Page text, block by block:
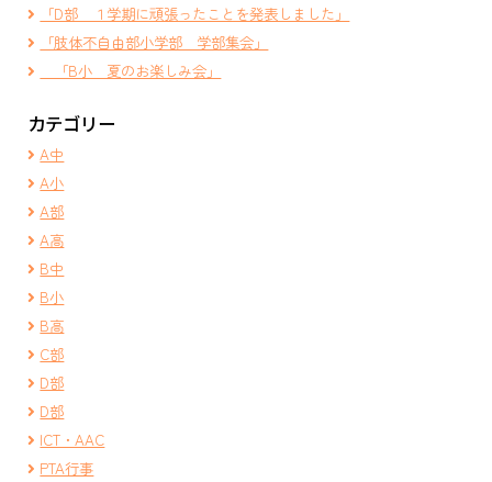
「D部 １学期に頑張ったことを発表しました」
「肢体不自由部小学部 学部集会」
「B小 夏のお楽しみ会」
カテゴリー
A中
A小
A部
A高
B中
B小
B高
C部
D部
D部
ICT・AAC
PTA行事